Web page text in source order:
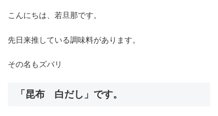
こんにちは、若旦那です。
先日来推している調味料があります。
その名もズバリ
「昆布 白だし」です。